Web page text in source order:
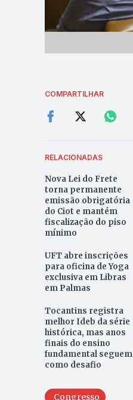
COMPARTILHAR
RELACIONADAS
Nova Lei do Frete
torna permanente
emissão obrigatória
do Ciot e mantém
fiscalização do piso
mínimo
UFT abre inscrições
para oficina de Yoga
exclusiva em Libras
em Palmas
Tocantins registra
melhor Ideb da série
histórica, mas anos
finais do ensino
fundamental seguem
como desafio
Congresso